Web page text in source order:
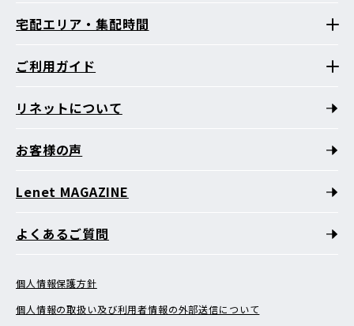
宅配エリア・集配時間
ご利用ガイド
リネットについて
お客様の声
Lenet MAGAZINE
よくあるご質問
個人情報保護方針
個人情報の取扱い及び利用者情報の外部送信について